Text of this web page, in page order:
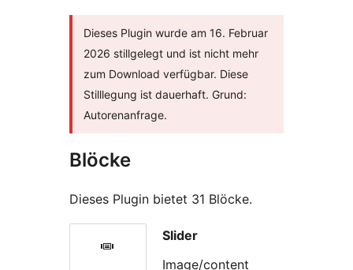
Dieses Plugin wurde am 16. Februar
2026 stillgelegt und ist nicht mehr
zum Download verfügbar. Diese
Stilllegung ist dauerhaft. Grund:
Autorenanfrage.
Blöcke
Dieses Plugin bietet 31 Blöcke.
Slider
Image/content